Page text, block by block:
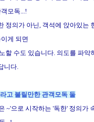
모독...!
정의가 아닌, 객석에 앉아있는
게 되면
할 수도 있습니다. 의도를 파악
니다.
고 불릴만한 관객모독 둘
~'으로 시작하는 '독한' 정의가